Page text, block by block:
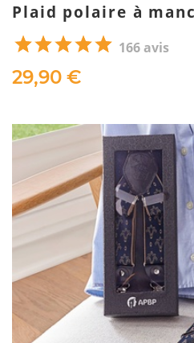
Plaid polaire à
166 avis
29,90 €